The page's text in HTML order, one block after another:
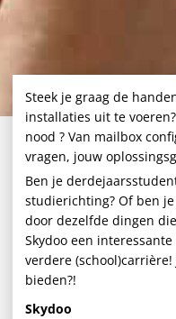
Steek je graag de
installaties uit te
nood ? Van mailbox
vragen, jouw
Ben je
studierichting? Of ben
door dezelfde dingen
Skydoo een
verdere
bieden?!
Skydoo